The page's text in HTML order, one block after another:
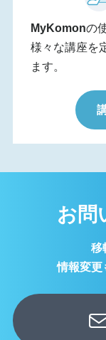
MyKomonの
様々な講座を
ます。
お問
移
情報変更